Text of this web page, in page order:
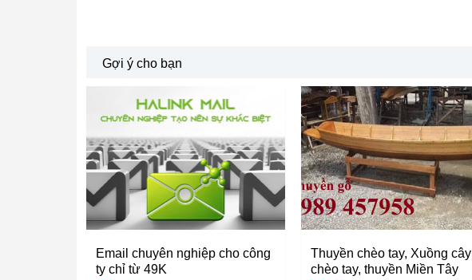
Gợi ý cho bạn
Email chuyên nghiệp cho công
ty chỉ từ 49K
Thuyền chèo tay, Xuồng cây
chèo tay, thuyền Miền Tây